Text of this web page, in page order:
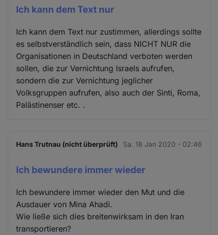
Ich kann dem Text nur
Ich kann dem Text nur zustimmen, allerdings sollte
es selbstverständlich sein, dass NICHT NUR die
Organisationen in Deutschland verboten werden
sollen, die zur Vernichtung Israels aufrufen,
sondern die zur Vernichtung jeglicher
Volksgruppen aufrufen, also auch der Sinti, Roma,
Palästinenser etc. .
Hans Trutnau (nicht überprüft) Sa. 18 Jan 2020 - 02:46
Ich bewundere immer wieder
Ich bewundere immer wieder den Mut und die
Ausdauer von Mina Ahadi.
Wie ließe sich dies breitenwirksam in den Iran
transportieren?